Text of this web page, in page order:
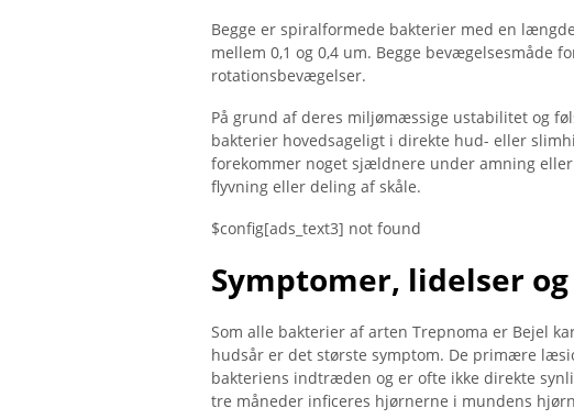
Begge er spiralformede bakterier med en
mellem 0,1 og 0,4 um. Begge bevægelsesmåde
rotationsbevægelser.
På grund af deres miljømæssige ustabilitet og
bakterier hovedsageligt i direkte hud- eller
forekommer noget sjældnere under amning
flyvning eller deling af skåle.
$config[ads_text3] not found
Symptomer, lidelser
Som alle bakterier af arten Trepnoma er Bejel
hudsår er det største symptom. De primære
bakteriens indtræden og er ofte ikke direkte
tre måneder inficeres hjørnerne i mundens